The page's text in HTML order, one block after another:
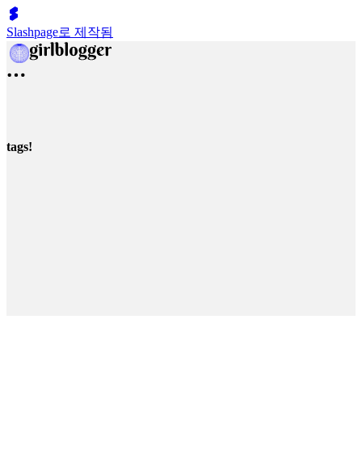
Slashpage로 제작됨
tags!